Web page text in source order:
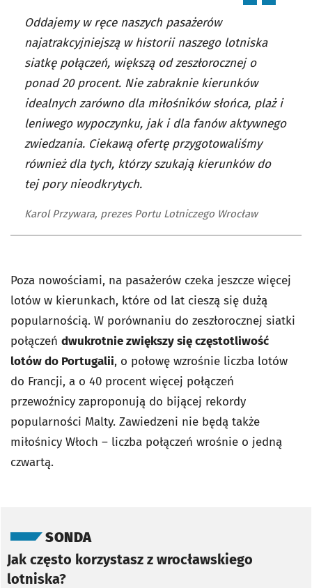
Oddajemy w ręce naszych pasażerów
najatrakcyjniejszą w historii naszego lotniska
siatkę połączeń, większą od zeszłorocznej o
ponad 20 procent. Nie zabraknie kierunków
idealnych zarówno dla miłośników słońca, plaż i
leniwego wypoczynku, jak i dla fanów aktywnego
zwiedzania. Ciekawą ofertę przygotowaliśmy
również dla tych, którzy szukają kierunków do
tej pory nieodkrytych.
Karol Przywara, prezes Portu Lotniczego Wrocław
Poza nowościami, na pasażerów czeka jeszcze więcej
lotów w kierunkach, które od lat cieszą się dużą
popularnością. W porównaniu do zeszłorocznej siatki
połączeń dwukrotnie zwiększy się częstotliwość
lotów do Portugalii, o połowę wzrośnie liczba lotów
do Francji, a o 40 procent więcej połączeń
przewoźnicy zaproponują do bijącej rekordy
popularności Malty. Zawiedzeni nie będą także
miłośnicy Włoch – liczba połączeń wrośnie o jedną
czwartą.
SONDA
Jak często korzystasz z wrocławskiego
lotniska?